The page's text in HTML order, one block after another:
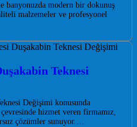
banyonuzda modern bir dokunuş
malzemeler ve profesyonel
Teknesi
Değişimi konusunda
hizmet veren firmamız,
çözümler sunuyor.…